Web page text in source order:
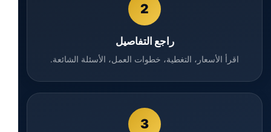
2
راجع التفاصيل
اقرأ الأسعار، التغطية، خطوات العمل، الأسئلة الشائعة.
3